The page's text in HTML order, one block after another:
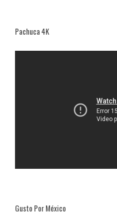
Pachuca 4K
Gusto Por México